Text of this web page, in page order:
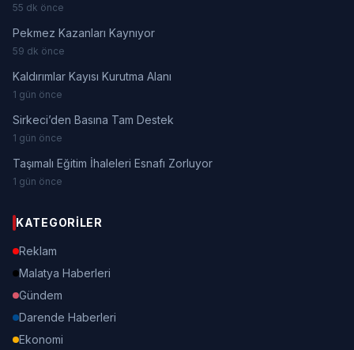
55 dk önce
Pekmez Kazanları Kaynıyor
59 dk önce
Kaldırımlar Kayısı Kurutma Alanı
1 gün önce
Sirkeci’den Basına Tam Destek
1 gün önce
Taşımalı Eğitim İhaleleri Esnafı Zorluyor
1 gün önce
KATEGORILER
Reklam
Malatya Haberleri
Gündem
Darende Haberleri
Ekonomi